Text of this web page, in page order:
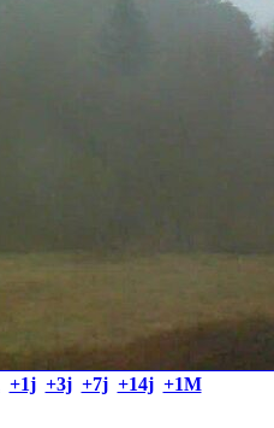
+1j +3j +7j +14j +1M